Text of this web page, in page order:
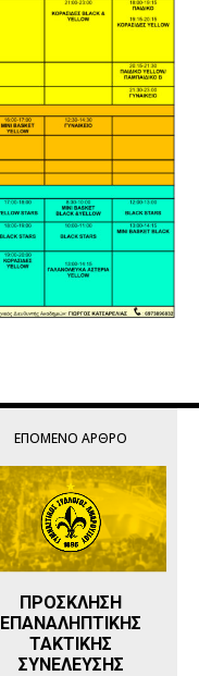
ΕΠΌΜΕΝΟ ΆΡΘΡΟ
ΠΡΟΣΚΛΗΣΗ
ΕΠΑΝΑΛΗΠΤΙΚΗΣ
ΤΑΚΤΙΚΗΣ
ΣΥΝΕΛΕΥΣΗΣ